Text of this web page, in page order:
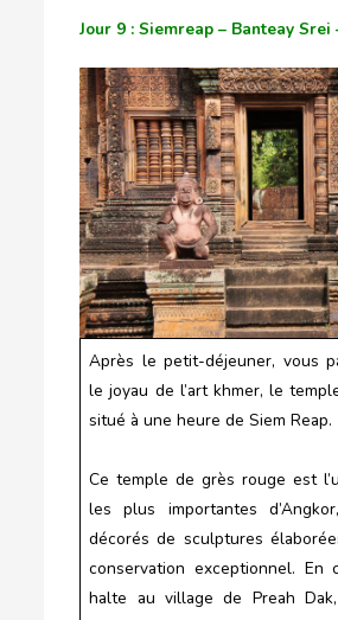
Jour 9 : Siemreap – Banteay
Après le petit-déjeuner, vous
le joyau de l’art khmer, le
situé à une heure de Siem Reap.
Ce temple de grès rouge est
les plus importantes
décorés de sculptures
conservation exceptionnel. En
halte au village de Preah